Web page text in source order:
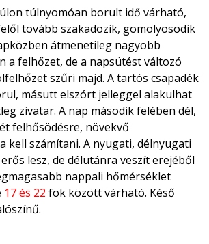
túlnyomóan borult idő várható,
tovább szakadozik, gomolyosodik
átmenetileg nagyobb
a felhőzet, de a napsütést változó
szűri majd. A tartós csapadék
másutt elszórt jelleggel alakulhat
zivatar. A nap második felében dél,
felhősödésre, növekvő
kell számítani. A nyugati, délnyugati
lesz, de délutánra veszít erejéből
nappali hőmérséklet
17 és 22 fok között várható. Késő